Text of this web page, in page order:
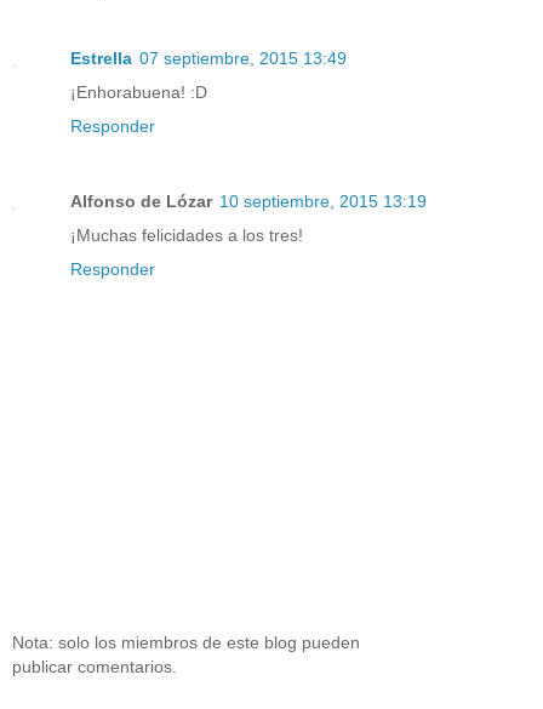
Estrella 07 septiembre, 2015 13:49
¡Enhorabuena! :D
Responder
Alfonso de Lózar 10 septiembre, 2015 13:19
¡Muchas felicidades a los tres!
Responder
Nota: solo los miembros de este blog pueden
publicar comentarios.